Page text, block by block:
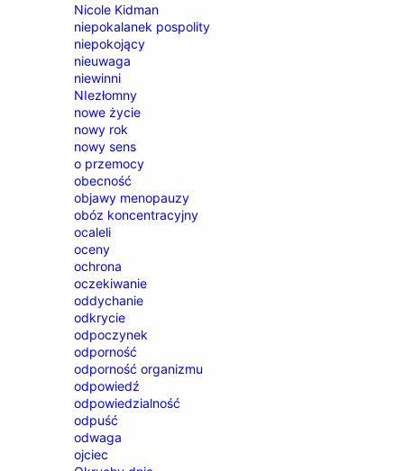
Nicole Kidman
niepokalanek pospolity
niepokojący
nieuwaga
niewinni
NIezłomny
nowe życie
nowy rok
nowy sens
o przemocy
obecność
objawy menopauzy
obóz koncentracyjny
ocaleli
oceny
ochrona
oczekiwanie
oddychanie
odkrycie
odpoczynek
odporność
odporność organizmu
odpowiedź
odpowiedzialność
odpuść
odwaga
ojciec